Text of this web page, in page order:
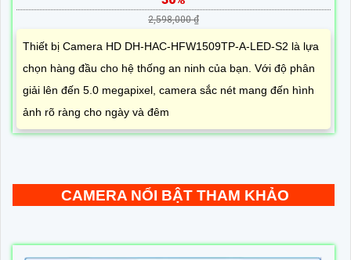
2,598,000 ₫
Thiết bị Camera HD DH-HAC-HFW1509TP-A-LED-S2 là lựa
chọn hàng đầu cho hệ thống an ninh của bạn. Với độ phân
giải lên đến 5.0 megapixel, camera sắc nét mang đến hình
ảnh rõ ràng cho ngày và đêm
CAMERA NỔI BẬT THAM KHẢO